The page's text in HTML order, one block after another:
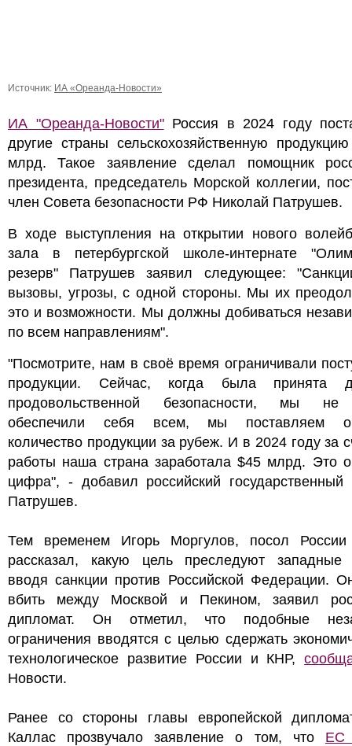
Источник: ИА «Ореанда-Новости»
ИА "Ореанда-Новости"Россия в 2024 году
другие страны сельскохозяйственную
млрд. Такое заявление сделал помощник
президента, председатель Морской коллегии,
член Совета безопасности РФ Николай Патрушев.
В ходе выступления на открытии нового
зала в петербургской школе-интернате
резерв" Патрушев заявил следующее:
вызовы, угрозы, с одной стороны. Мы их
это и возможности. Мы должны добиваться
по всем направлениям".
"Посмотрите, нам в своё время ограничивали
продукции. Сейчас, когда была принята
продовольственной безопасности, мы не
обеспечили себя всем, мы поставляем
количество продукции за рубеж. И в 2024 году за
работы наша страна заработала $45 млрд. Это
цифра", - добавил российский государственный
Патрушев.
Тем временем Игорь Моргулов, посол
рассказал, какую цель преследуют западные
вводя санкции против Российской Федерации.
вбить между Москвой и Пекином, заявил
дипломат. Он отметил, что подобные
ограничения вводятся с целью сдержать
технологическое развитие России и КНР,
Новости.
Ранее со стороны главы европейской
Каллас прозвучало заявление о том, что ЕС